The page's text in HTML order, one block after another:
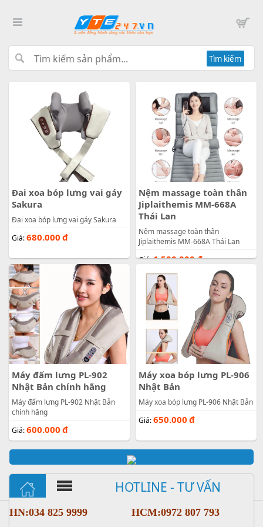
Tìm kiếm
HOTLINE - TƯ VẤN
HN:034 825 9999 HCM:0972 807 793
Đai xoa bóp lưng vai gáy
Sakura
Đai xoa bóp lưng vai gáy Sakura
Giá:680.000 đ
Nệm massage toàn thân
Jiplaithemis MM-668A
Thái Lan
Nệm massage toàn thân
Jiplaithemis MM-668A Thái Lan
Giá:1.500.000đ
Máy đấm lưng PL-902
Nhật Bản chính hãng
Máy đấm lưng PL-902 Nhật Bản
chính hãng
Giá:600.000 đ
Máy xoa bóp lưng PL-906
Nhật Bản
Máy xoa bóp lưng PL-906 Nhật Bản
Giá:650.000 đ